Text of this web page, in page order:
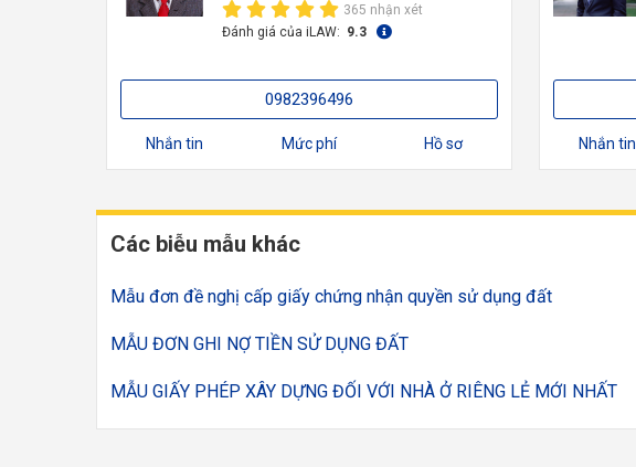
365 nhận xét
Đánh giá của iLAW: 9.3
0982396496
Nhắn tin Mức phí Hồ sơ Nhắn tin
Các biễu mẫu khác
Mẫu đơn đề nghị cấp giấy chứng nhận quyền sử dụng đất
MẪU ĐƠN GHI NỢ TIỀN SỬ DỤNG ĐẤT
MẪU GIẤY PHÉP XÂY DỰNG ĐỐI VỚI NHÀ Ở RIÊNG LẺ MỚI NHẤT